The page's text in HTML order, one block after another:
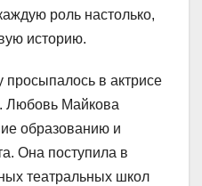
роль настолько,
историю.
просыпалось в актрисе
Любовь Майкова
образованию и
Она поступила в
театральных школ